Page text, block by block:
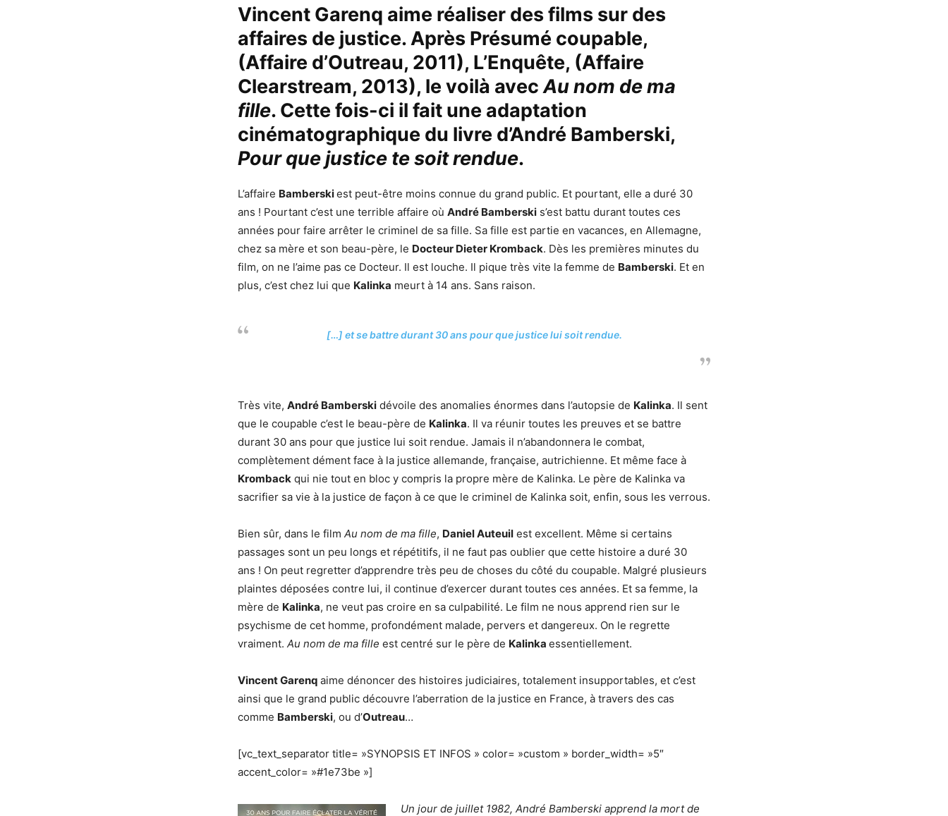
Vincent Garenq aime réaliser des films sur des
affaires de justice. Après Présumé coupable,
(Affaire d’Outreau, 2011), L’Enquête, (Affaire
Clearstream, 2013), le voilà avec Au nom de ma
fille. Cette fois-ci il fait une adaptation
cinématographique du livre d’André Bamberski,
Pour que justice te soit rendue.
L’affaire Bamberskiest peut-être moins connue du grand public. Et pourtant, elle a duré 30
ans ! Pourtant c’est une terrible affaire où André Bamberski s’est battu durant toutes ces
années pour faire arrêter le criminel de sa fille. Sa fille est partie en vacances, en Allemagne,
chez sa mère et son beau-père, le Docteur Dieter Kromback. Dès les premières minutes du
film, on ne l’aime pas ce Docteur. Il est louche. Il pique très vite la femme de Bamberski. Et en
plus, c’est chez lui que Kalinka meurt à 14 ans. Sans raison.
[…] et se battre durant 30 ans pour que justice lui soit rendue.
Très vite, André Bamberski dévoile des anomalies énormes dans l’autopsie de Kalinka. Il sent
que le coupable c’est le beau-père de Kalinka. Il va réunir toutes les preuves et se battre
durant 30 ans pour que justice lui soit rendue. Jamais il n’abandonnera le combat,
complètement dément face à la justice allemande, française, autrichienne. Et même face à
Kromback qui nie tout en bloc y compris la propre mère de Kalinka. Le père de Kalinka va
sacrifier sa vie à la justice de façon à ce que le criminel de Kalinka soit, enfin, sous les verrous.
Bien sûr, dans le film Au nom de ma fille, Daniel Auteuil est excellent. Même si certains
passages sont un peu longs et répétitifs, il ne faut pas oublier que cette histoire a duré 30
ans ! On peut regretter d’apprendre très peu de choses du côté du coupable. Malgré plusieurs
plaintes déposées contre lui, il continue d’exercer durant toutes ces années. Et sa femme, la
mère de Kalinka, ne veut pas croire en sa culpabilité. Le film ne nous apprend rien sur le
psychisme de cet homme, profondément malade, pervers et dangereux. On le regrette
vraiment. Au nom de ma fille est centré sur le père de Kalinka essentiellement.
Vincent Garenq aime dénoncer des histoires judiciaires, totalement insupportables, et c’est
ainsi que le grand public découvre l’aberration de la justice en France, à travers des cas
comme Bamberski, ou d’Outreau…
[vc_text_separator title= »SYNOPSIS ET INFOS » color= »custom » border_width= »5″
accent_color= »#1e73be »]
Un jour de juillet 1982, André Bamberski apprend la mort de